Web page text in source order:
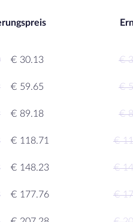
€ 30.13 €
€ 59.65 €
€ 89.18 €
€ 118.71 €
€ 148.23 €
€ 177.76 €